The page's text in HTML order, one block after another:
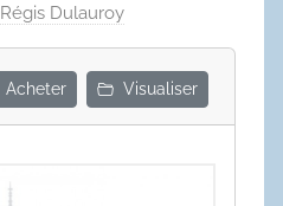
Régis Dulauroy
Acheter Visualiser